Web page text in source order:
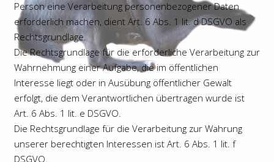
Person eine Verarbeitung personenbezogener Daten
erforderlich machen, dient Art. 6 Abs. 1 lit. d DSGVO als
Rechtsgrundlage.
Die Rechtsgrundlage für die erforderliche Verarbeitung zur
Wahrnehmung einer Aufgabe, die im öffentlichen
Interesse liegt oder in Ausübung öffentlicher Gewalt
erfolgt, die dem Verantwortlichen übertragen wurde ist
Art. 6 Abs. 1 lit. e DSGVO.
Die Rechtsgrundlage für die Verarbeitung zur Wahrung
unserer berechtigten Interessen ist Art. 6 Abs. 1 lit. f
DSGVO.